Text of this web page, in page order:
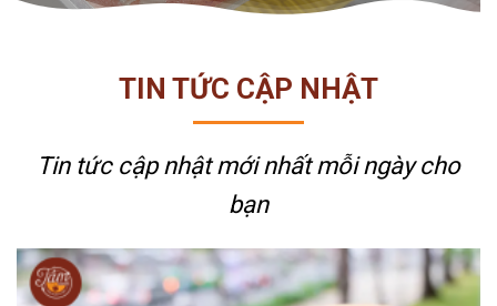
TIN TỨC CẬP NHẬT
Tin tức cập nhật mới nhấtmỗi ngày cho
bạn